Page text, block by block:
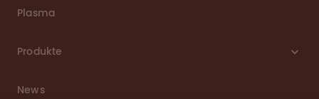
Plasma
Produkte
News